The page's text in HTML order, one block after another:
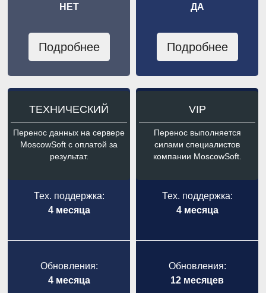
НЕТ
Подробнее
ДА
Подробнее
ТЕХНИЧЕСКИЙ
Перенос данных на сервере
MoscowSoft с оплатой за
результат.
Тех. поддержка:
4 месяца
Обновления:
4 месяца
VIP
Перенос выполняется
силами специалистов
компании MoscowSoft.
Тех. поддержка:
4 месяца
Обновления:
12 месяцев